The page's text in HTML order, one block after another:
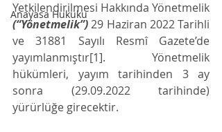
Anayasa Hukuku
(“Yönetmelik”) 29 Haziran 2022 Tarihli
ve 31881 Sayılı Resmî Gazete’de
yayımlanmıştır[1]. Yönetmelik
hükümleri, yayım tarihinden 3 ay
sonra (29.09.2022 tarihinde)
yürürlüğe girecektir.